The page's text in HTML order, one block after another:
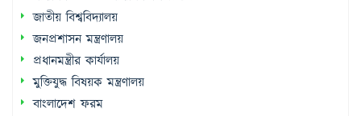
জাতীয় বিশ্ববিদ্যালয়
জনপ্রশাসন মন্ত্রণালয়
প্রধানমন্ত্রীর কার্যালয়
মুক্তিযুদ্ধ বিষয়ক মন্ত্রণালয়
বাংলাদেশ ফরম